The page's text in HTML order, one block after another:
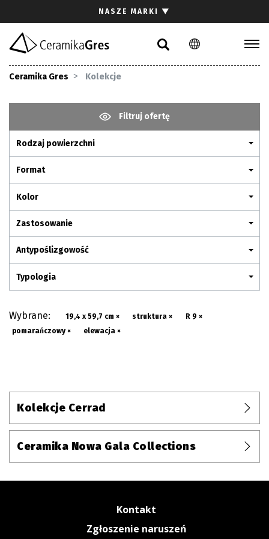
PL EN DE
NASZE MARKI ▼
Ceramika Gres Kolekcje
Filtruj ofertę
Rodzaj powierzchni
Format
Kolor
Zastosowanie
Antypoślizgowość
Typologia
Wybrane: 19,4 x 59,7 cm × struktura ×
R 9 ×
pomarańczowy ×
elewacja ×
Kolekcje Cerrad
Ceramika Nowa Gala Collections
Kontakt
Zgłoszenie naruszeń
Pliki do pobrania